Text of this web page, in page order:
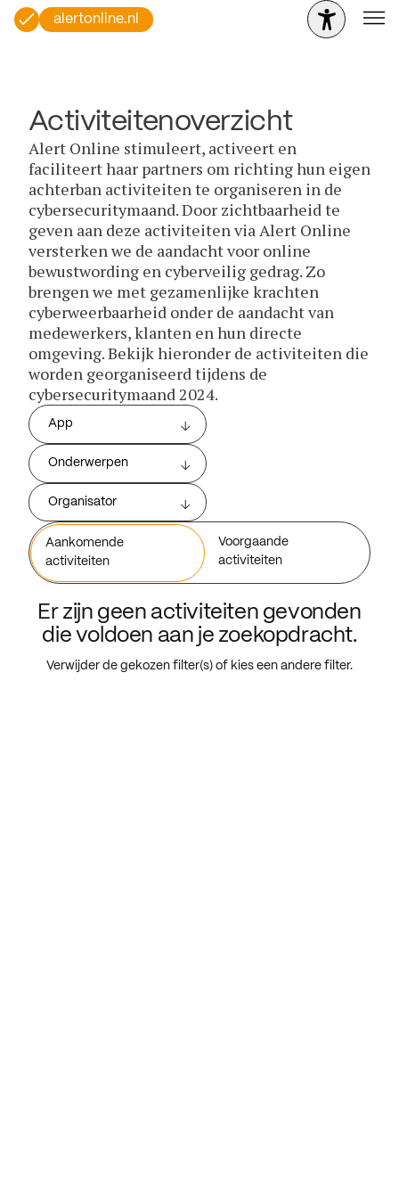
alertonline.nl
Activiteitenoverzicht
Alert Online stimuleert, activeert en
faciliteert haar partners om richting hun eigen
achterban activiteiten te organiseren in de
cybersecuritymaand. Door zichtbaarheid te
geven aan deze activiteiten via Alert Online
versterken we de aandacht voor online
bewustwording en cyberveilig gedrag. Zo
brengen we met gezamenlijke krachten
cyberweerbaarheid onder de aandacht van
medewerkers, klanten en hun directe
omgeving. Bekijk hieronder de activiteiten die
worden georganiseerd tijdens de
cybersecuritymaand 2024.
App
Onderwerpen
Organisator
Aankomende
activiteiten
Voorgaande
activiteiten
Er zijn geen activiteiten gevonden
die voldoen aan je zoekopdracht.
Verwijder de gekozen filter(s) of kies een andere filter.